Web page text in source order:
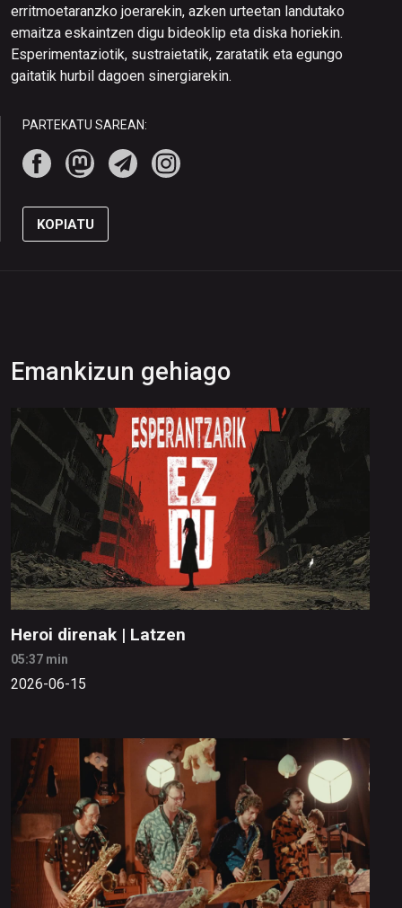
erritmoetaranzko joerarekin, azken urteetan landutako
emaitza eskaintzen digu bideoklip eta diska horiekin.
Esperimentaziotik, sustraietatik, zaratatik eta egungo
gaitatik hurbil dagoen sinergiarekin.
PARTEKATU SAREAN:
KOPIATU
Emankizun gehiago
Heroi direnak | Latzen
05:37 min
2026-06-15